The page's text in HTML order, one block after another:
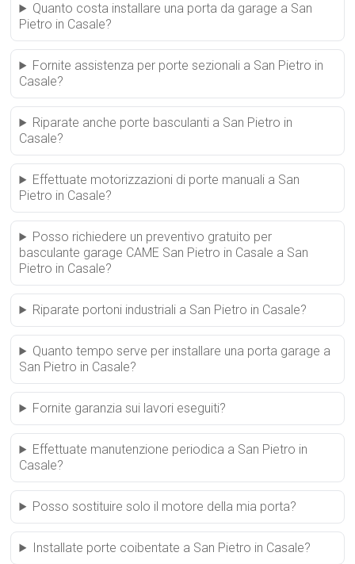
Quanto costa installare una porta da garage a San
Pietro in Casale?
Fornite assistenza per porte sezionali a San Pietro in
Casale?
Riparate anche porte basculanti a San Pietro in
Casale?
Effettuate motorizzazioni di porte manuali a San
Pietro in Casale?
Posso richiedere un preventivo gratuito per
basculante garage CAME San Pietro in Casale a San
Pietro in Casale?
Riparate portoni industriali a San Pietro in Casale?
Quanto tempo serve per installare una porta garage a
San Pietro in Casale?
Fornite garanzia sui lavori eseguiti?
Effettuate manutenzione periodica a San Pietro in
Casale?
Posso sostituire solo il motore della mia porta?
Installate porte coibentate a San Pietro in Casale?